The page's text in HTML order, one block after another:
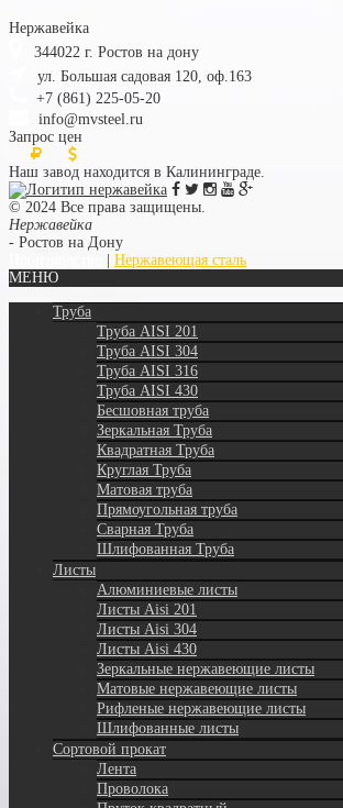
Нержавейка
344022 г. Ростов на дону
ул. Большая садовая 120, оф.163
+7 (861) 225-05-20
info@mvsteel.ru
Запрос цен
Наш завод находится в Калининграде.
© 2024 Все права защищены.
Нержавейка
- Ростов на Дону
Нержавеющая сталь
МЕНЮ
Труба
Труба AISI 201
Труба AISI 304
Труба AISI 316
Труба AISI 430
Бесшовная труба
Зеркальная Труба
Квадратная Труба
Круглая Труба
Матовая труба
Прямоугольная труба
Сварная Труба
Шлифованная Труба
Листы
Алюминиевые листы
Листы Aisi 201
Листы Aisi 304
Листы Aisi 430
Зеркальные нержавеющие листы
Матовые нержавеющие листы
Рифленые нержавеющие листы
Шлифованные листы
Сортовой прокат
Лента
Проволока